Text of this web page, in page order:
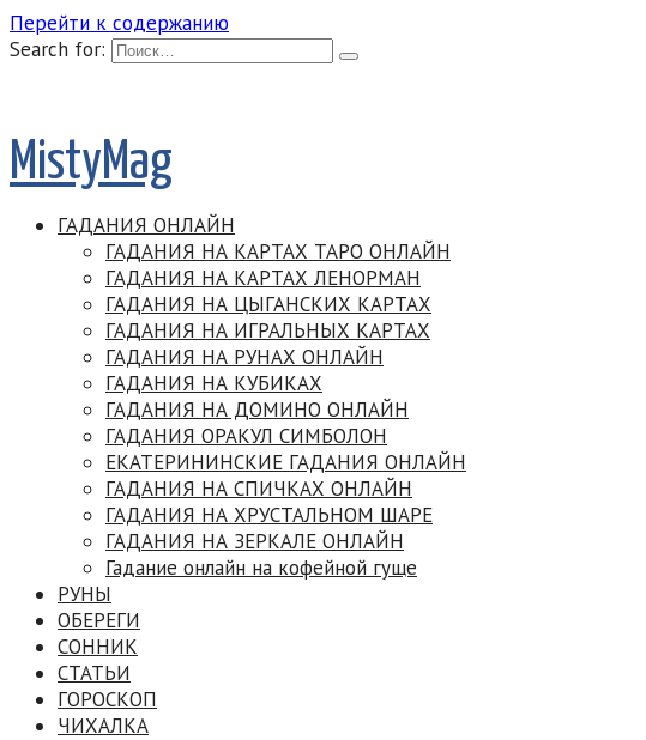
Перейти к содержанию
Search for:
MistyMag
ГАДАНИЯ ОНЛАЙН
ГАДАНИЯ НА КАРТАХ ТАРО ОНЛАЙН
ГАДАНИЯ НА КАРТАХ ЛЕНОРМАН
ГАДАНИЯ НА ЦЫГАНСКИХ КАРТАХ
ГАДАНИЯ НА ИГРАЛЬНЫХ КАРТАХ
ГАДАНИЯ НА РУНАХ ОНЛАЙН
ГАДАНИЯ НА КУБИКАХ
ГАДАНИЯ НА ДОМИНО ОНЛАЙН
ГАДАНИЯ ОРАКУЛ СИМБОЛОН
ЕКАТЕРИНИНСКИЕ ГАДАНИЯ ОНЛАЙН
ГАДАНИЯ НА СПИЧКАХ ОНЛАЙН
ГАДАНИЯ НА ХРУСТАЛЬНОМ ШАРЕ
ГАДАНИЯ НА ЗЕРКАЛЕ ОНЛАЙН
Гадание онлайн на кофейной гуще
РУНЫ
ОБЕРЕГИ
СОННИК
СТАТЬИ
ГОРОСКОП
ЧИХАЛКА